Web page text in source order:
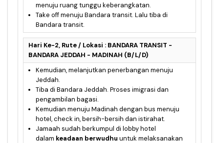
menuju ruang tunggu keberangkatan.
Take off menuju Bandara transit. Lalu tiba di
Bandara transit.
Hari Ke-2, Rute / Lokasi : BANDARA TRANSIT -
BANDARA JEDDAH - MADINAH (B/L/D)
Kemudian, melanjutkan penerbangan menuju
Jeddah.
Tiba di Bandara Jeddah. Proses imigrasi dan
pengambilan bagasi.
Kemudian menuju Madinah dengan bus menuju
hotel, check in, bersih-bersih dan istirahat.
Jamaah sudah berkumpul di lobby hotel
dalam keadaan berwudhu untuk melaksanakan